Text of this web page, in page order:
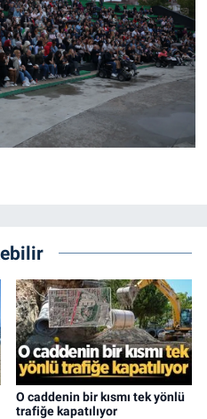
O caddenin bir kısmı tek yönlü
trafiğe kapatılıyor